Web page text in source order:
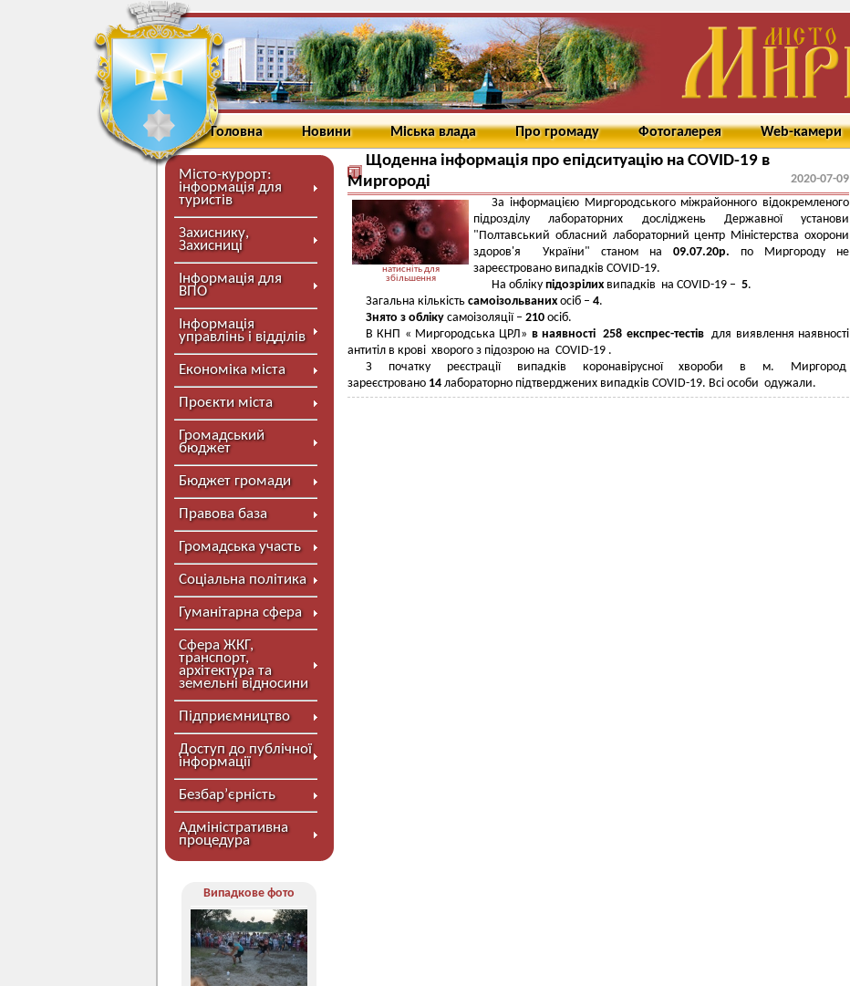
Головна Новини Міська влада Про громаду Фотогалерея Web-камери
Місто-курорт:
інформація для
туристів
Захиснику,
Захисниці
Інформація для
ВПО
Інформація
управлінь і відділів
Економіка міста
Проєкти міста
Громадський
бюджет
Бюджет громади
Правова база
Громадська участь
Соціальна політика
Гуманітарна сфера
Сфера ЖКГ,
транспорт,
архітектура та
земельні відносини
Підприємництво
Доступ до публічної
інформації
Безбар’єрність
Адміністративна
процедура
Випадкове фото
Щоденна інформація про епідситуацію на COVID-19 в
Миргороді
2020-07-09
натисніть для
збільшення
За інформацією Миргородського міжрайонного відокремленого
підрозділу лабораторних досліджень Державної установи
"Полтавський обласний лабораторний центр Міністерства охорони
здоров'я України" станом на 09.07.20р. по Миргороду не
зареєстровано випадків COVID-19.
На обліку підозрілихвипадків на COVID-19 – 5.
Загальна кількість самоізольванихосіб – 4.
Знято з обліку самоізоляції – 210 осіб.
В КНП « Миргородська ЦРЛ» в наявності 258 експрес-тестівдля виявлення наявності
антитіл в крові хворого з підозрою на COVID-19 .
З початку реєстрації випадків коронавірусної хвороби в м. Миргород
зареєстровано 14 лабораторно підтверджених випадків COVID-19. Всі особи одужали.